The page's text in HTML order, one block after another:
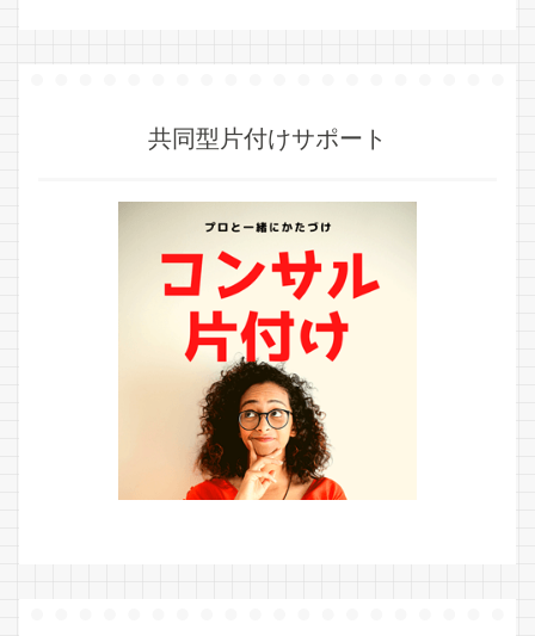
共同型片付けサポート